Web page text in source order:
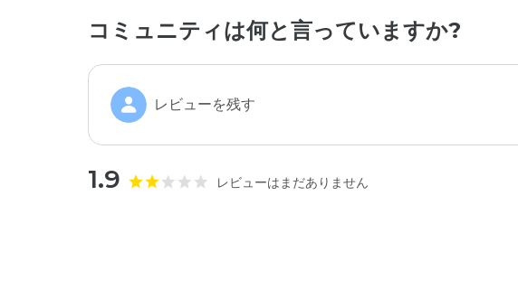
コミュニティは何と言っていますか?
レビューを残す
1.9 レビューはまだありません